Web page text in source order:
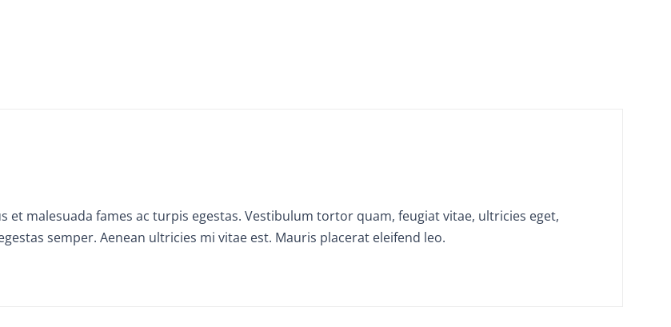
malesuada fames ac turpis egestas. Vestibulum tortor quam, feugiat vitae, ultricies eget,
semper. Aenean ultricies mi vitae est. Mauris placerat eleifend leo.